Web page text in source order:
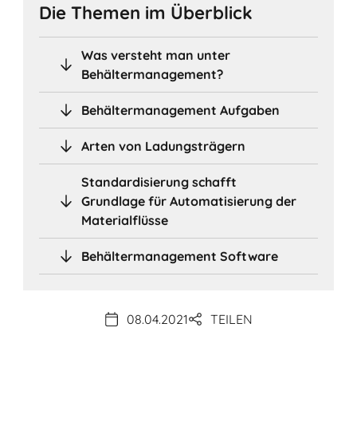
Die Themen im Überblick
Was versteht man unter
Behältermanagement?
Behältermanagement Aufgaben
Arten von Ladungsträgern
Standardisierung schafft
Grundlage für Automatisierung der
Materialflüsse
Behältermanagement Software
08.04.2021 TEILEN